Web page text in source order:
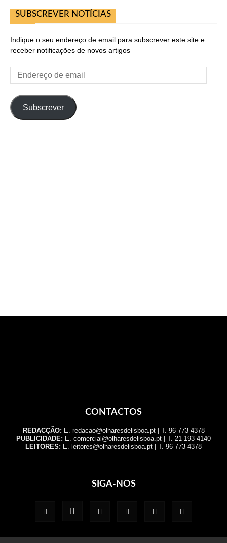
SUBSCREVER NOTÍCIAS
Indique o seu endereço de email para subscrever este site e
receber notificações de novos artigos
Endereço
de
email
Subscrever
CONTACTOS
REDACÇÃO: E. redacao@olharesdelisboa.pt | T. 96 773 4378
PUBLICIDADE: E. comercial@olharesdelisboa.pt | T. 21 193 4140
LEITORES: E. leitores@olharesdelisboa.pt | T. 96 773 4378
SIGA-NOS